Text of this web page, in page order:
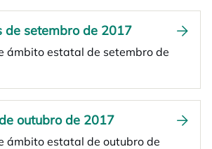
de setembro de 2017
ámbito estatal de setembro de
outubro de 2017
ámbito estatal de outubro de